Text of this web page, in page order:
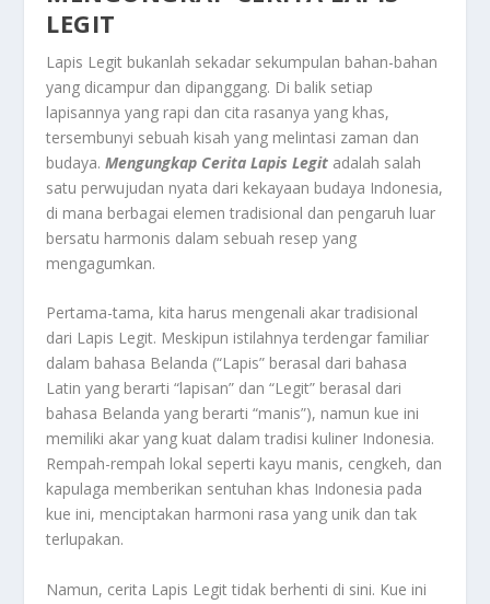
LEGIT
Lapis Legit bukanlah sekadar sekumpulan bahan-bahan
yang dicampur dan dipanggang. Di balik setiap
lapisannya yang rapi dan cita rasanya yang khas,
tersembunyi sebuah kisah yang melintasi zaman dan
budaya.Mengungkap Cerita Lapis Legit adalah salah
satu perwujudan nyata dari kekayaan budaya Indonesia,
di mana berbagai elemen tradisional dan pengaruh luar
bersatu harmonis dalam sebuah resep yang
mengagumkan.
Pertama-tama, kita harus mengenali akar tradisional
dari Lapis Legit. Meskipun istilahnya terdengar familiar
dalam bahasa Belanda (“Lapis” berasal dari bahasa
Latin yang berarti “lapisan” dan “Legit” berasal dari
bahasa Belanda yang berarti “manis”), namun kue ini
memiliki akar yang kuat dalam tradisi kuliner Indonesia.
Rempah-rempah lokal seperti kayu manis, cengkeh, dan
kapulaga memberikan sentuhan khas Indonesia pada
kue ini, menciptakan harmoni rasa yang unik dan tak
terlupakan.
Namun, cerita Lapis Legit tidak berhenti di sini. Kue ini